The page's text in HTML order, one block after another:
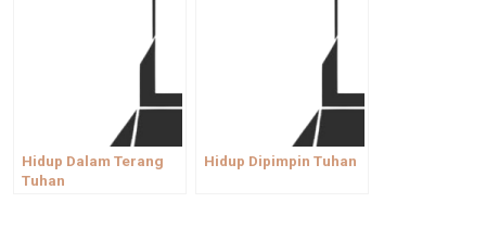
Hidup Dalam Terang
Tuhan
Hidup Dipimpin Tuhan